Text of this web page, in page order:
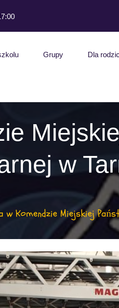
Grupy Dla
w
w Komendzie Miejskiej